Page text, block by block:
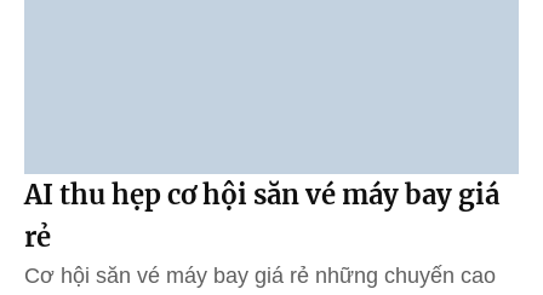
AI thu hẹp cơ hội săn vé máy bay giá
rẻ
Cơ hội săn vé máy bay giá rẻ những chuyến cao